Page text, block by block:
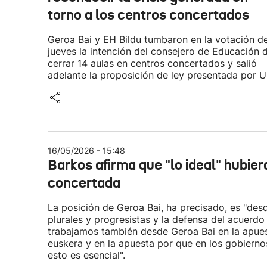
torno a los centros concertados
Geroa Bai y EH Bildu tumbaron en la votación
jueves la intención del consejero de Educación
cerrar 14 aulas en centros concertados y salió
adelante la proposición de ley presentada por
16/05/2026 - 15:48
Barkos afirma que "lo ideal"
concertada
La posición de Geroa Bai, ha precisado, es
plurales y progresistas y la defensa del
trabajamos también desde Geroa Bai en la
euskera y en la apuesta por que en los
esto es esencial".